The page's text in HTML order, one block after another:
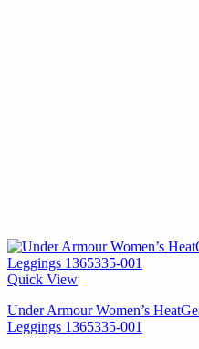
Quick View
Under Armour Women’s
Leggings 1365335-001